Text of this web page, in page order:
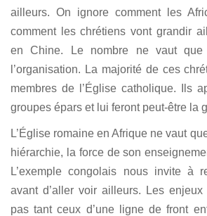
ailleurs. On ignore comment les
comment les chrétiens vont grandir
en Chine. Le nombre ne vaut
l’organisation. La majorité de ces
membres de l’Église catholique. Ils
groupes épars et lui feront peut-être la
L’Église romaine en Afrique ne vaut
hiérarchie, la force de son
L’exemple congolais nous invite à
avant d’aller voir ailleurs. Les
pas tant ceux d’une ligne de front